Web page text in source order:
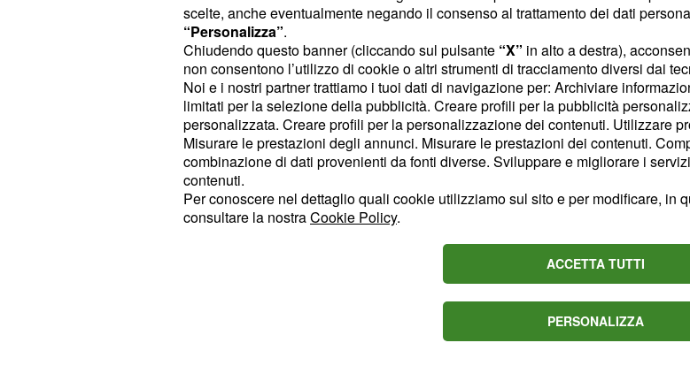
durante le fasce garantite, come previsto dalla legge
17/6/1990 n. 146:
dalle ore 6.00 alle ore 9.00;
dalle 18.00 alle 21.00.
I collegamenti per l'aeroporto di Roma Fiumicinosaranno
regolarmente effettuati con il
con autobus sostitutivi.
aeroporto di Milano Malpensa
potranno invece subire cancellazioni, in tal caso sarà
garantito un autobus sostitutivo che effettuerà il
collegamento esclusivamente tra Milano Cadorna - Milano
scelte, anche eventualmente negando il consenso al trattamento dei dati
“Personalizza”.
Chiudendo questo banner (cliccando sul pulsante “X” in alto a destra),
non consentono l’utilizzo di cookie o altri strumenti di tracciamento diversi dai
Noi e i nostri partner trattiamo i tuoi dati di navigazione per: Archiviare
limitati per la selezione della pubblicità. Creare profili per la pubblicità
personalizzata. Creare profili per la personalizzazione dei contenuti. Utilizzare
Misurare le prestazioni degli annunci. Misurare le prestazioni dei contenuti.
combinazione di dati provenienti da fonti diverse. Sviluppare e migliorare i
contenuti.
Per conoscere nel dettaglio quali cookie utilizziamo sul sito e per modificare, in
consultare la nostraCookie Policy.
ACCETTA TUTTI
PERSONALIZZA